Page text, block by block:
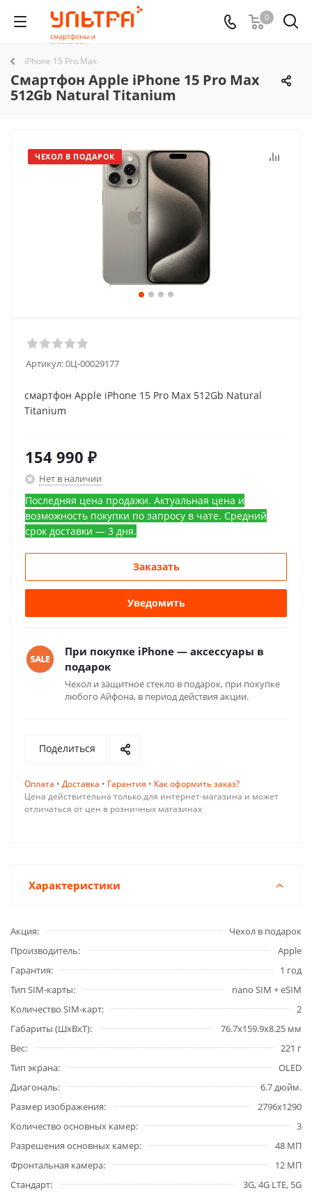
0
iPhone 15 Pro Max
Смартфон Apple iPhone 15 Pro Max
512Gb Natural Titanium
ЧЕХОЛ В ПОДАРОК
Артикул:0Ц-00029177
смартфон Apple iPhone 15 Pro Max 512Gb Natural
Titanium
154 990 ₽
Нет в наличии
Последняя цена продажи. Актуальная цена и
возможность покупки по запросу в чате. Средний
срок доставки — 3 дня.
Заказать
Уведомить
При покупке iPhone — аксессуары в
подарок
Чехол и защитное стекло в подарок, при покупке
любого Айфона, в период действия акции.
Поделиться
Оплата • Доставка • Гарантия • Как оформить заказ?
Цена действительна только для интернет-магазина и может
отличаться от цен в розничных магазинах
Характеристики
Акция
Чехол в подарок
Производитель
Apple
Гарантия
1 год
Тип SIM-карты
nano SIM + eSIM
Количество SIM-карт
2
Габариты (ШxВxТ)
76.7x159.9x8.25 мм
Вес
221 г
Тип экрана
OLED
Диагональ
6.7 дюйм.
Размер изображения
2796x1290
Количество основных камер
3
Разрешения основных камер
48 МП
Фронтальная камера
12 МП
Стандарт
3G, 4G LTE, 5G